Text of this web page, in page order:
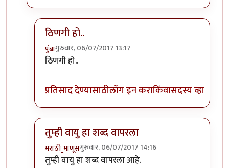
ठिणगी हो..
पुंबागुरुवार, 06/07/2017 13:17
In reply to
ठिणगी हो..
प्रतिसाद देण्यासाठीलॉग इन कराकिंवासदस्य व्हा
तुम्ही वायु हा शब्द वापरला
मराठी_माणूसगुरुवार, 06/07/2017 14:16
In reply to१) ढींणगी...ओके सॉरी.
तुम्ही वायु हा शब्द वापरला आहे.